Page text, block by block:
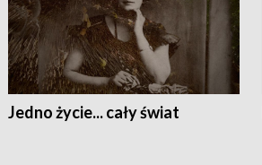
Jedno życie... cały świat